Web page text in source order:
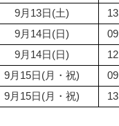
9月13日(土)
9月14日(日)
9月14日(日)
9月15日(月・祝)
9月15日(月・祝)